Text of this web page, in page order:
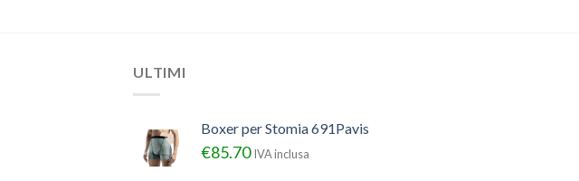
ULTIMI
Boxer per Stomia 691Pavis
€85.70 IVA inclusa